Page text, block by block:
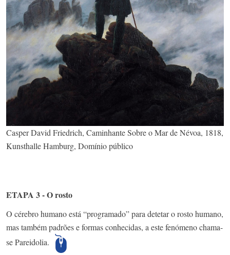
Casper David Friedrich, Caminhante Sobre o Mar de Névoa, 1818,
Kunsthalle Hamburg, Domínio público
ETAPA 3 - O rosto
O cérebro humano está “programado” para detetar o rosto humano,
mas também padrões e formas conhecidas, a este fenómeno chama-
se Pareidolia.